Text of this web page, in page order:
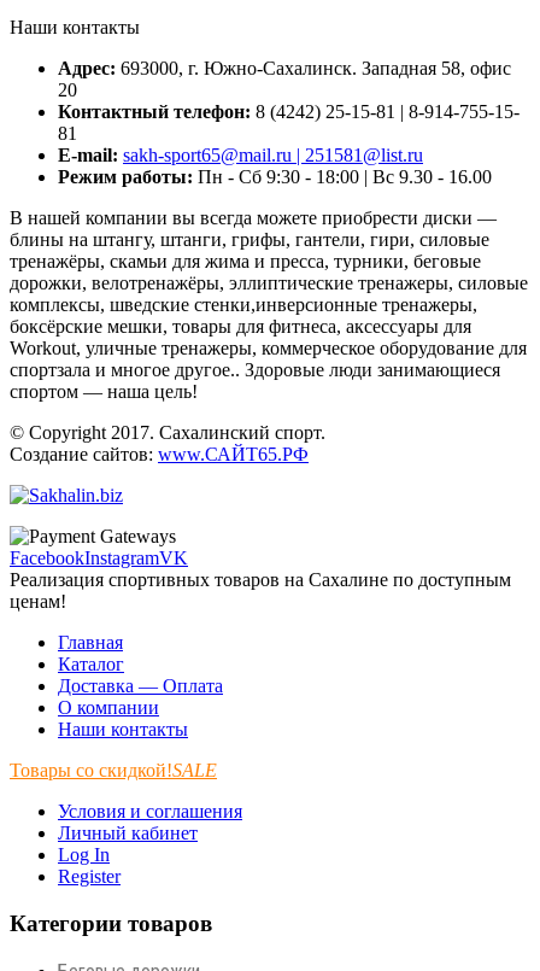
Наши контакты
Адрес: 693000, г. Южно-Сахалинск. Западная 58, офис
20
Контактный телефон: 8 (4242) 25-15-81 | 8-914-755-15-
81
E-mail: sakh-sport65@mail.ru | 251581@list.ru
Режим работы: Пн - Сб 9:30 - 18:00 | Вс 9.30 - 16.00
В нашей компании вы всегда можете приобрести диски —
блины на штангу, штанги, грифы, гантели, гири, силовые
тренажёры, скамьи для жима и пресса, турники, беговые
дорожки, велотренажёры, эллиптические тренажеры, силовые
комплексы, шведские стенки,инверсионные тренажеры,
боксёрские мешки, товары для фитнеса, аксессуары для
Workout, уличные тренажеры, коммерческое оборудование для
спортзала и многое другое.. Здоровые люди занимающиеся
спортом — наша цель!
© Copyright 2017. Сахалинский спорт.
Создание сайтов: www.САЙТ65.РФ
FacebookInstagramVK
Реализация спортивных товаров на Сахалине по доступным
ценам!
Главная
Каталог
Доставка — Оплата
О компании
Наши контакты
Товары со скидкой!SALE
Условия и соглашения
Личный кабинет
Log In
Register
Категории товаров